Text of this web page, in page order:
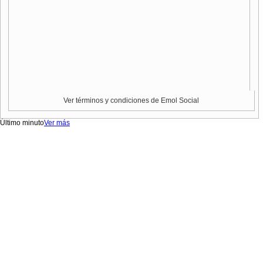
Ver términos y condiciones de Emol Social
Último minutoVer más